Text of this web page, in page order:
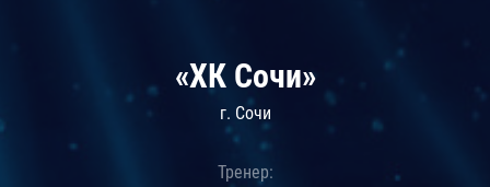
«ХК Сочи»
г. Сочи
Тренер: